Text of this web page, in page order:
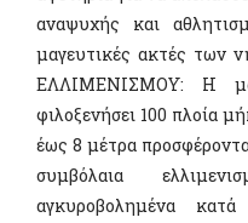
αναψυχής και
μαγευτικές ακτές των
ΕΛΛΙΜΕΝΙΣΜΟΥ: Η
φιλοξενήσει 100 πλοία
έως 8 μέτρα
συμβόλαια
αγκυροβολημένα